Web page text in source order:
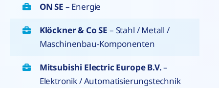
ON SE – Energie
Klöckner & Co SE – Stahl / Metall /
Maschinenbau-Komponenten
Mitsubishi Electric Europe B.V.–
Elektronik / Automatisierungstechnik